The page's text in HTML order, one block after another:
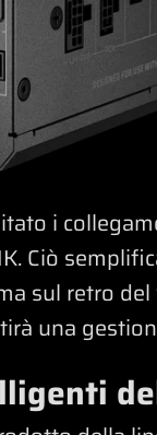
i
Ciò
sul retro
una